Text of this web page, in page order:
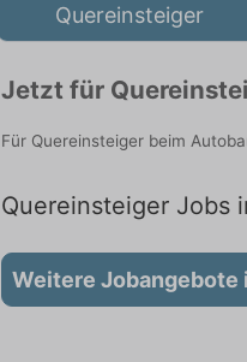
Quereinsteiger
Jetzt für
Für Quereinsteiger beim
Quereinsteiger Jobs
Weitere Jobangebote